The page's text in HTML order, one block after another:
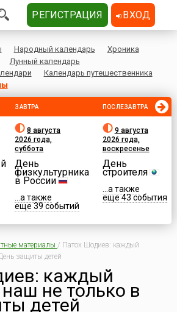
Народный календарь
Хроника
Лунный календарь
Календарь путешественника
ЗАВТРА
8 августа
2026 года,
суббота
День
физкультурника
в России
...а также
еще 39 событий
ПОСЛЕЗАВТРА
9 августа
2026 года,
воскресенье
День
строителя
...а также
еще 43 события
материалы / Патох Шодиев: каждый
защиты детей
каждый
не только в
детей
РЕГИСТРАЦИЯ ВХОД